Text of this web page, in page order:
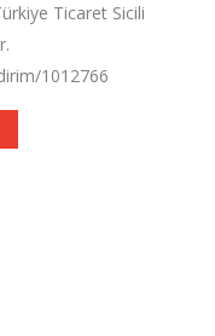
Ticaret Sicili
1012766